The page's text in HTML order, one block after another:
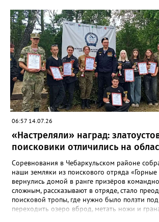
испанском городе Пуэрто-де-ла-Крус.
на этом турнире возглавит тренер
Дмитрий Андреев.
06:57 14.07.26
«Настреляли» наград:
поисковики отличились на
Соревнования в Чебаркульском районе
наши земляки из поискового отряда «Горные
вернулись домой в ранге призёров
сложным, рассказывают в отряде, стало
поисковой тропы, где нужно было ползти под
переходить озеро вброд, метать ножи и